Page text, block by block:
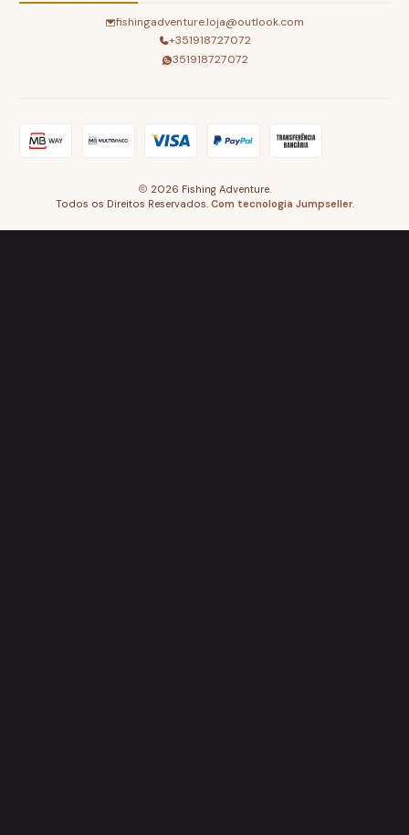
fishingadventure.loja@outlook.com
+351918727072
351918727072
2026 Fishing Adventure.
Todos os Direitos Reservados. Com tecnologia Jumpseller.